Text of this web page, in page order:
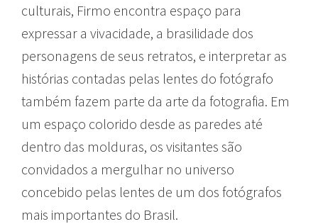
culturais, Firmo encontra espaço para
expressar a vivacidade, a brasilidade dos
personagens de seus retratos, e interpretar as
histórias contadas pelas lentes do fotógrafo
também fazem parte da arte da fotografia. Em
um espaço colorido desde as paredes até
dentro das molduras, os visitantes são
convidados a mergulhar no universo
concebido pelas lentes de um dos fotógrafos
mais importantes do Brasil.